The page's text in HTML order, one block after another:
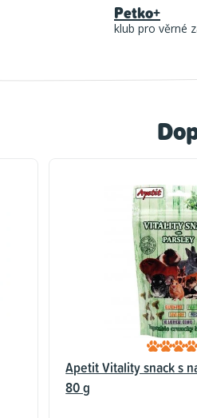
Apetit Vitality snack s
80 g
Petko+
klub pro věrné